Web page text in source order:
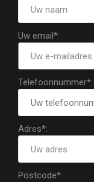
Uw email*:
Telefoonnummer*:
Adres*:
Postcode*: